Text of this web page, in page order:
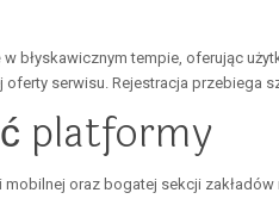
błyskawicznym tempie, oferując
oferty serwisu. Rejestracja przebiega
platformy
oraz bogatej sekcji